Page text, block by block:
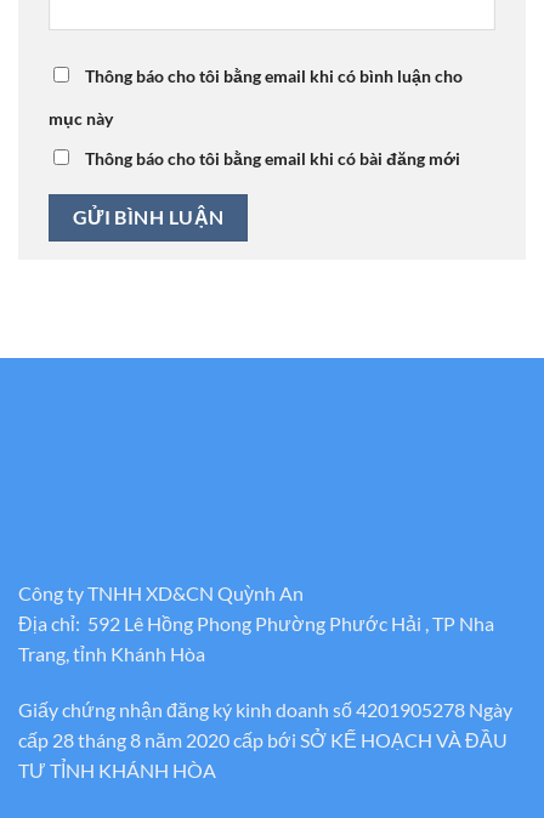
Thông báo cho tôi bằng email khi có bình luận cho
mục này
Thông báo cho tôi bằng email khi có bài đăng mới
Công ty TNHH XD&CN Quỳnh An
Địa chỉ: 592 Lê Hồng Phong Phường Phước Hải , TP Nha
Trang, tỉnh Khánh Hòa
Giấy chứng nhận đăng ký kinh doanh số 4201905278 Ngày
cấp 28 tháng 8 năm 2020 cấp bới SỞ KẾ HOẠCH VÀ ĐẦU
TƯ TỈNH KHÁNH HÒA